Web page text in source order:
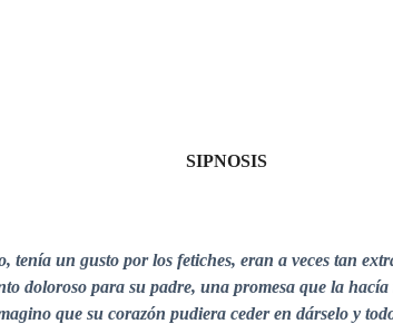
SIPNOSIS
un gusto por los fetiches, eran a veces tan
doloroso para su padre, una promesa que la
que su corazón pudiera ceder en dárselo y